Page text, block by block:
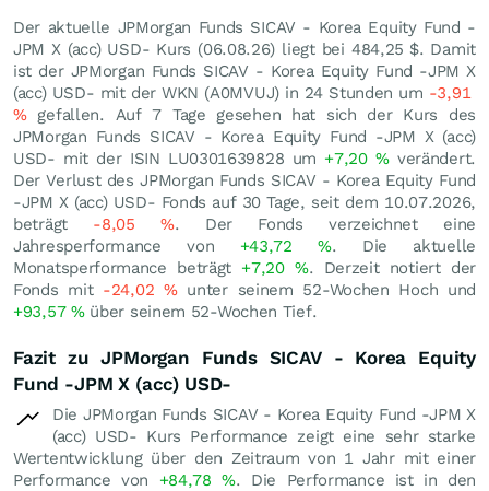
Der aktuelle JPMorgan Funds SICAV - Korea Equity Fund -
JPM X (acc) USD- Kurs (06.08.26) liegt bei 484,25 $. Damit
ist der JPMorgan Funds SICAV - Korea Equity Fund -JPM X
(acc) USD- mit der WKN (A0MVUJ) in 24 Stunden um -3,91
%gefallen. Auf 7 Tage gesehen hat sich der Kurs des
JPMorgan Funds SICAV - Korea Equity Fund -JPM X (acc)
USD- mit der ISIN LU0301639828 um +7,20%verändert.
Der Verlust des JPMorgan Funds SICAV - Korea Equity Fund
-JPM X (acc) USD- Fonds auf 30 Tage, seit dem 10.07.2026,
beträgt -8,05%. Der Fonds verzeichnet eine
Jahresperformance von +43,72%. Die aktuelle
Monatsperformance beträgt +7,20 %. Derzeit notiert der
Fonds mit -24,02 %unter seinem 52-Wochen Hoch und
+93,57 %über seinem 52-Wochen Tief.
Fazit zu JPMorgan Funds SICAV - Korea Equity
Fund -JPM X (acc) USD-
Die JPMorgan Funds SICAV - Korea Equity Fund -JPM X
(acc) USD- Kurs Performance zeigt eine sehr starke
Wertentwicklung über den Zeitraum von 1 Jahr mit einer
Performance von +84,78%. Die Performance ist in den